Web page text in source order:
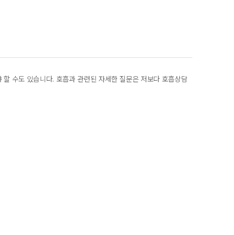
수도 있습니다. 호흡과 관련된 자세한 질문은 저보다 호흡상담